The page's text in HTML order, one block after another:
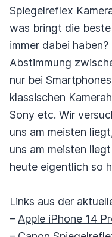
Spiegelreflex
was bringt die
immer dabei
Abstimmung
nur bei
klassischen
Sony etc. Wir
uns am meisten
uns am meisten
heute eigentlich so
Links aus der
– Apple iPhone 14